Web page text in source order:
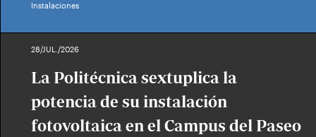
Instalaciones
28/JUL./2026
La Politécnica sextuplica la
potencia de su instalación
fotovoltaica en el Campus del Paseo